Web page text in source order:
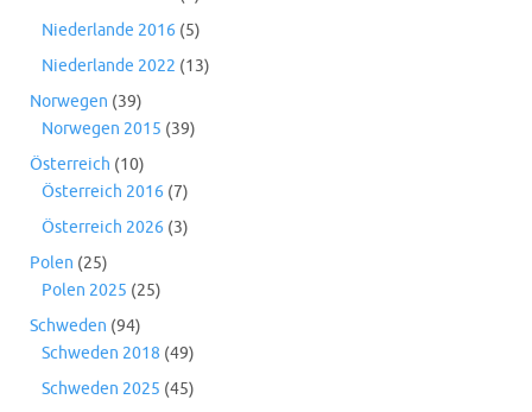
Niederlande 2016 (5)
Niederlande 2022 (13)
Norwegen (39)
Norwegen 2015 (39)
Österreich (10)
Österreich 2016 (7)
Österreich 2026 (3)
Polen (25)
Polen 2025 (25)
Schweden (94)
Schweden 2018 (49)
Schweden 2025 (45)